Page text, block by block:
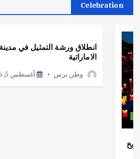
Celebration
انطلاق ورشة التمثيل في مدينة
الاماراتية
وطن برس أغسطس 5, 2026